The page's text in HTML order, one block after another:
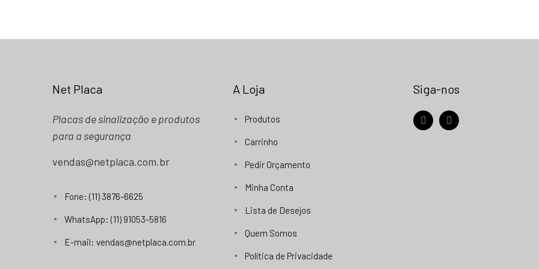
Net Placa
Placas de sinalização e produtos
para a segurança
vendas@netplaca.com.br
Fone: (11) 3876-6625
WhatsApp: (11) 91053-5816
E-mail: vendas@netplaca.com.br
A Loja
Produtos
Carrinho
Pedir Orçamento
Minha Conta
Lista de Desejos
Quem Somos
Política de Privacidade
Siga-nos